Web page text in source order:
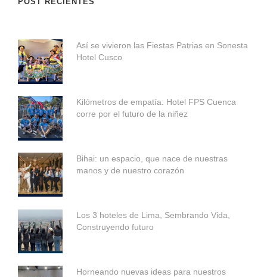
Así se vivieron las Fiestas Patrias en Sonesta
Hotel Cusco
Kilómetros de empatía: Hotel FPS Cuenca
corre por el futuro de la niñez
Bihai: un espacio, que nace de nuestras
manos y de nuestro corazón
Los 3 hoteles de Lima, Sembrando Vida,
Construyendo futuro
Horneando nuevas ideas para nuestros